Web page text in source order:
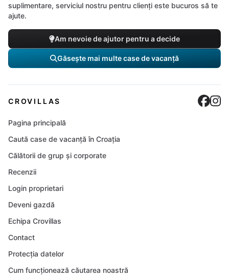
suplimentare, serviciul nostru pentru clienți este bucuros să te
ajute.
Am nevoie de ajutor pentru a decide
Găsește mai multe case de vacanță
CROVILLAS
Pagina principală
Caută case de vacanță în Croația
Călătorii de grup și corporate
Recenzii
Login proprietari
Deveni gazdă
Echipa Crovillas
Contact
Protecția datelor
Cum funcționează căutarea noastră